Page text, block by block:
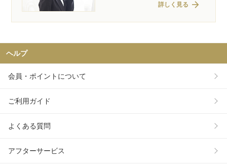
詳しく見る arrow_forward
ヘルプ
会員・ポイントについて
ご利用ガイド
よくある質問
アフターサービス